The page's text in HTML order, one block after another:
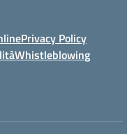
Privacy Policy
Whistleblowing